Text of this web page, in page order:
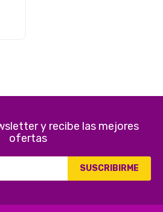
y recibe las mejores
ofertas
SUSCRIBIRME
electrodomésticos
y Tiempo Libre